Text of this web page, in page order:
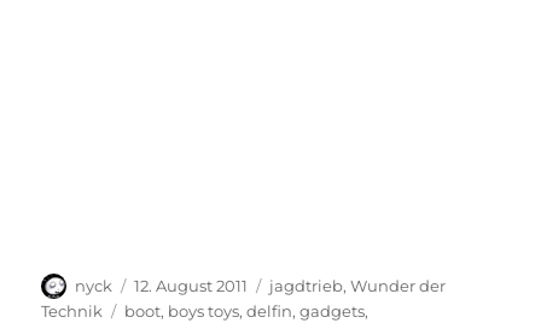
Autor
nyck
Veröffentlicht
am
12. August 2011 Kategorien
jagdtrieb,Wunder der
Technik
Schlagwörter
boot, boys toys,delfin,gadgets,